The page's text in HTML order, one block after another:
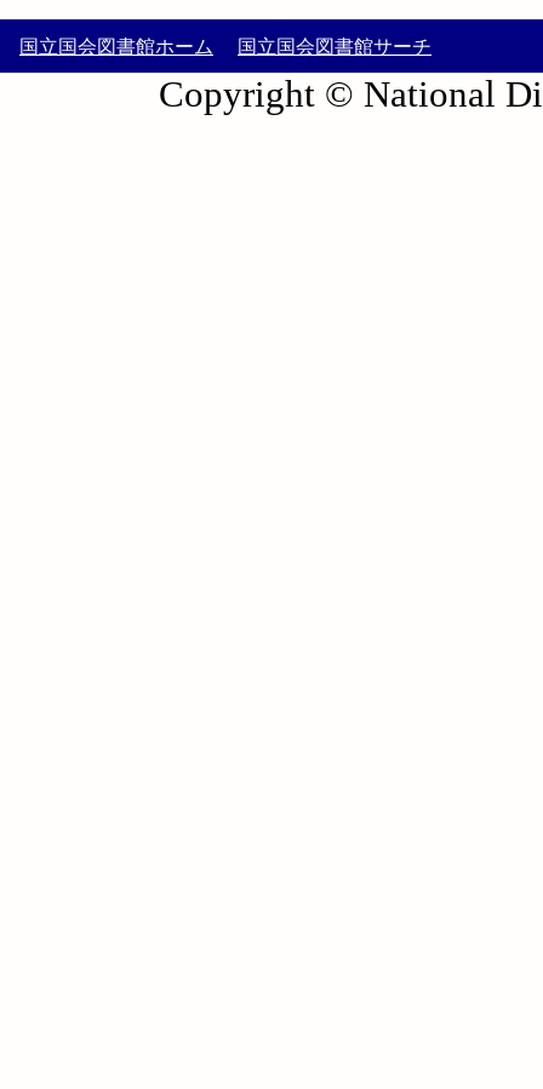
国立国会図書館ホーム 国立国会図書館サーチ
Copyright © National